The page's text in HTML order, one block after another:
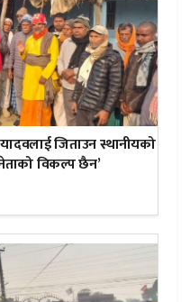
यादवलाई जिताउन स्थानीयको
नेताको विकल्प छैन’